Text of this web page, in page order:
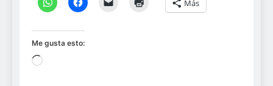
Más
Me gusta esto:
Cargando...